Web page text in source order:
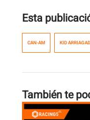
Esta
CAN-AM KID
También te